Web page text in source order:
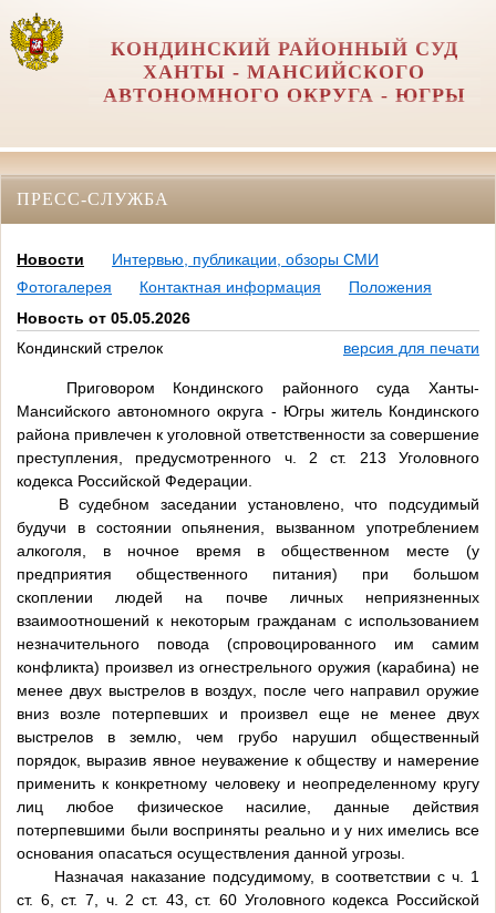
КОНДИНСКИЙ РАЙОННЫЙ СУД
ХАНТЫ - МАНСИЙСКОГО
АВТОНОМНОГО ОКРУГА - ЮГРЫ
ПРЕСС-СЛУЖБА
Новости
Интервью, публикации, обзоры СМИ
Фотогалерея
Контактная информация
Положения
Новость от 05.05.2026
Кондинский стрелок
версия для печати
Приговором Кондинского районного суда Ханты-
Мансийского автономного округа - Югры житель Кондинского
района привлечен к уголовной ответственности за совершение
преступления, предусмотренного ч. 2 ст. 213 Уголовного
кодекса Российской Федерации.
В судебном заседании установлено, что подсудимый
будучи в состоянии опьянения, вызванном употреблением
алкоголя, в ночное время в общественном месте (у
предприятия общественного питания) при большом
скоплении людей на почве личных неприязненных
взаимоотношений к некоторым гражданам с использованием
незначительного повода (спровоцированного им самим
конфликта) произвел из огнестрельного оружия (карабина) не
менее двух выстрелов в воздух, после чего направил оружие
вниз возле потерпевших и произвел еще не менее двух
выстрелов в землю, чем грубо нарушил общественный
порядок, выразив явное неуважение к обществу и намерение
применить к конкретному человеку и неопределенному кругу
лиц любое физическое насилие, данные действия
потерпевшими были восприняты реально и у них имелись все
основания опасаться осуществления данной угрозы.
Назначая наказание подсудимому, в соответствии с ч. 1
ст. 6, ст. 7, ч. 2 ст. 43, ст. 60 Уголовного кодекса Российской